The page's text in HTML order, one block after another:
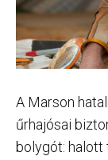
A Marson
űrhajósai
bolygót: